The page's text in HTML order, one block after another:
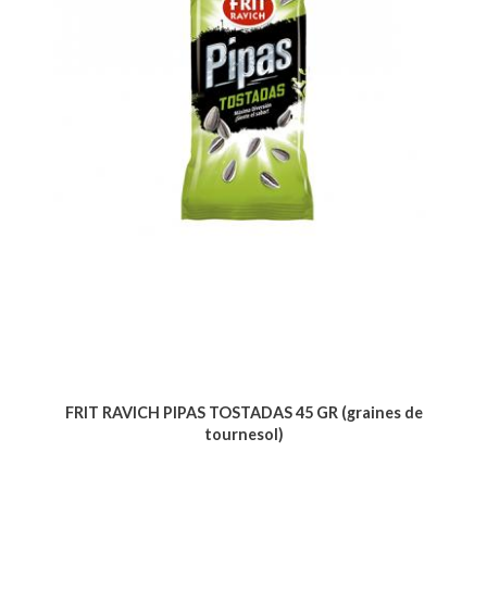
FRIT RAVICH PIPAS TOSTADAS 45 GR (graines de
tournesol)